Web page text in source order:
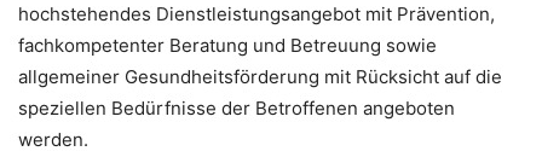
hochstehendes Dienstleistungsangebot mit Prävention,
fachkompetenter Beratung und Betreuung sowie
allgemeiner Gesundheitsförderung mit Rücksicht auf die
speziellen Bedürfnisse der Betroffenen angeboten
werden.